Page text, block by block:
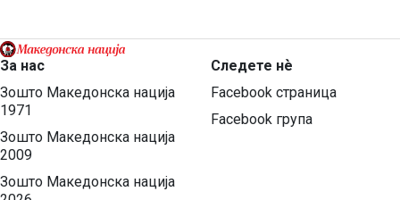
За нас
Зошто Македонска нација
1971
Зошто Македонска нација
2009
Зошто Македонска нација
Следете нѐ
Facebook страница
Facebook група